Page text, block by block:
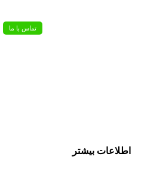
تماس با ما
اطلاعات بیشتر